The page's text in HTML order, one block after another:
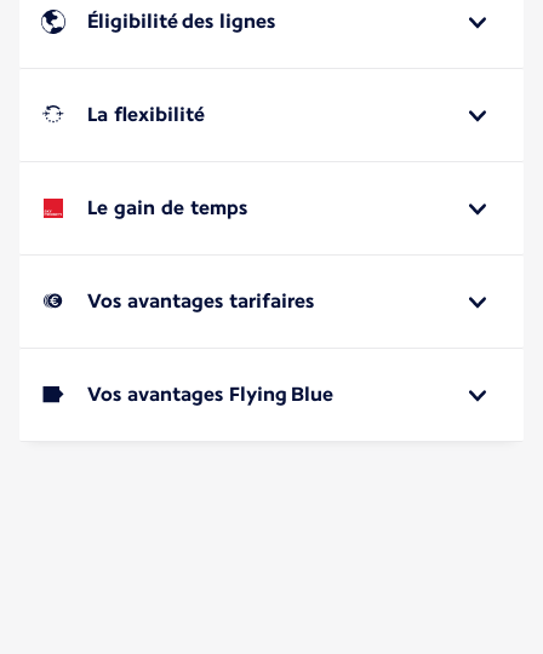
Éligibilité des lignes
La flexibilité
Le gain de temps
Vos avantages tarifaires
Vos avantages Flying Blue